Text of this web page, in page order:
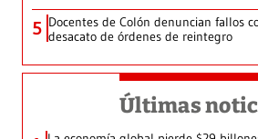
5 Docentes de Colón denuncian fallos
desacato de órdenes de reintegro
Últimas